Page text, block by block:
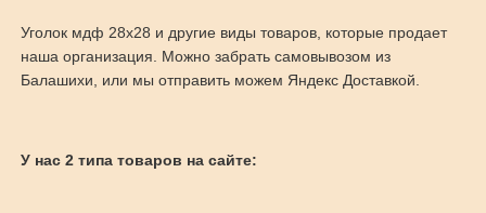
Уголок мдф 28х28 и другие виды товаров, которые продает
наша организация. Можно забрать самовывозом из
Балашихи, или мы отправить можем Яндекс Доставкой.
У нас 2 типа товаров на сайте: